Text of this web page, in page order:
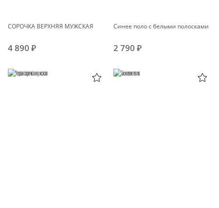
СОРОЧКА ВЕРХНЯЯ МУЖСКАЯ
4 890 ₽
Синее поло с белыми полосками
2 790 ₽